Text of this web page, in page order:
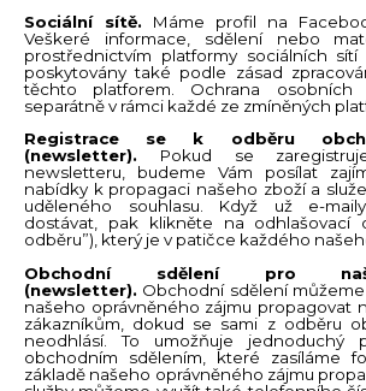
Sociální sítě. Máme profil na
Veškeré informace, sdělení nebo
prostřednictvím platformy sociálních sítí
poskytovány také podle zásad
těchto platforem. Ochrana
separátně v rámci každé ze zmíněných
Registrace se k odběru
(newsletter). Pokud se
newsletteru, budeme Vám posílat
nabídky k propagaci našeho zboží a
uděleného souhlasu. Když už e-
dostávat, pak klikněte na odhlašovací
odběru”), který je v patičce každého
Obchodní sdělení pro
(newsletter). Obchodní sdělení
našeho oprávněného zájmu propagovat
zákazníkům, dokud se sami z odběru
neodhlásí. To umožňuje jednoduchý
obchodním sdělením, které zasíláme
základě našeho oprávněného zájmu